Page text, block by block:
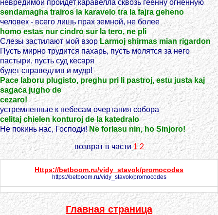
невредимой пройдет каравелла сквозь геенну огненную
sendamagha trairos la karavelo tra la fajra geheno
человек - всего лишь прах земной, не более
homo estas nur cindro sur la tero, ne pli
Слезы застилают мой взорLarmoj shirmas mian rigardon
Пусть мирно трудится пахарь, пусть молятся за него
пастыри, пусть суд кесаря
будет справедлив и мудр!
Pace laboru plugisto, preghu pri li pastroj, estu justa kaj
sagaca jugho de
cezaro!
устремленные к небесам очертания собора
celitaj chielen konturoj de la katedralo
Не покинь нас, Господи!Ne forlasu nin, ho Sinjoro!
возврат в части1 2
Https://betboom.ru/vidy_stavok/promocodes
https://betboom.ru/vidy_stavok/promocodes
Главная страница